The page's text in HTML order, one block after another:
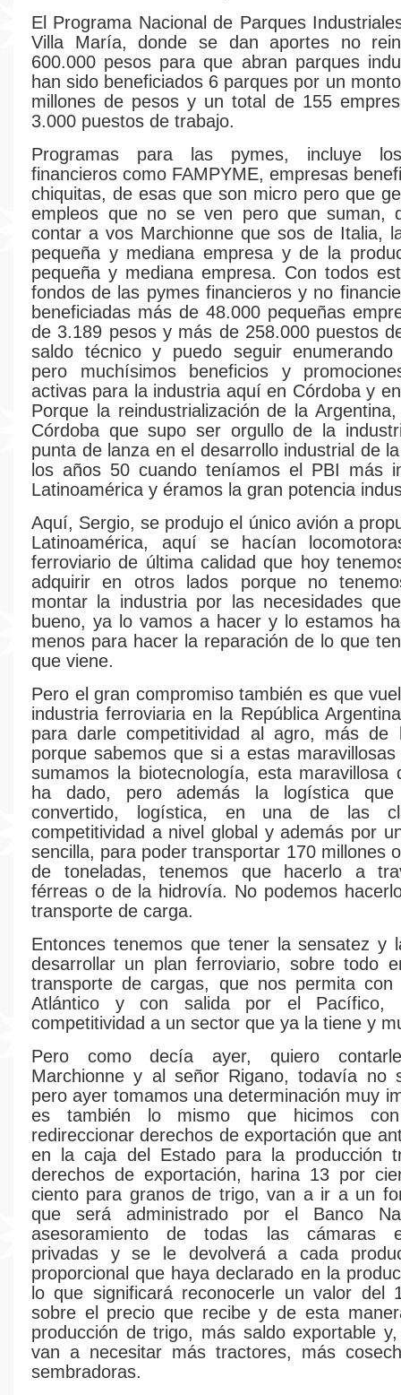
El Programa Nacional de Parques
Villa María, donde se dan aportes no
600.000 pesos para que abran parques
han sido beneficiados 6 parques por un
millones de pesos y un total de 155
3.000 puestos de trabajo.
Programas para las pymes, incluye
financieros como FAMPYME, empresas
chiquitas, de esas que son micro pero que
empleos que no se ven pero que suman,
contar a vos Marchionne que sos de Italia,
pequeña y mediana empresa y de la
pequeña y mediana empresa. Con todos
fondos de las pymes financieros y no
beneficiadas más de 48.000 pequeñas
de 3.189 pesos y más de 258.000 puestos
saldo técnico y puedo seguir enumerando
pero muchísimos beneficios y
activas para la industria aquí en Córdoba y
Porque la reindustrialización de la
Córdoba que supo ser orgullo de la
punta de lanza en el desarrollo industrial de
los años 50 cuando teníamos el PBI más
Latinoamérica y éramos la gran potencia
Aquí, Sergio, se produjo el único avión a
Latinoamérica, aquí se hacían
ferroviario de última calidad que hoy
adquirir en otros lados porque no
montar la industria por las necesidades
bueno, ya lo vamos a hacer y lo estamos
menos para hacer la reparación de lo que
que viene.
Pero el gran compromiso también es que
industria ferroviaria en la República
para darle competitividad al agro, más de
porque sabemos que si a estas
sumamos la biotecnología, esta maravillosa
ha dado, pero además la logística
convertido, logística, en una de las
competitividad a nivel global y además por
sencilla, para poder transportar 170 millones
de toneladas, tenemos que hacerlo a
férreas o de la hidrovía. No podemos
transporte de carga.
Entonces tenemos que tener la sensatez y
desarrollar un plan ferroviario, sobre todo
transporte de cargas, que nos permita
Atlántico y con salida por el Pacífico,
competitividad a un sector que ya la tiene y
Pero como decía ayer, quiero
Marchionne y al señor Rigano, todavía no
pero ayer tomamos una determinación muy
es también lo mismo que hicimos
redireccionar derechos de exportación que
en la caja del Estado para la producción
derechos de exportación, harina 13 por
ciento para granos de trigo, van a ir a un
que será administrado por el Banco
asesoramiento de todas las cámaras
privadas y se le devolverá a cada
proporcional que haya declarado en la
lo que significará reconocerle un valor del
sobre el precio que recibe y de esta
producción de trigo, más saldo exportable
van a necesitar más tractores, más
sembradoras.